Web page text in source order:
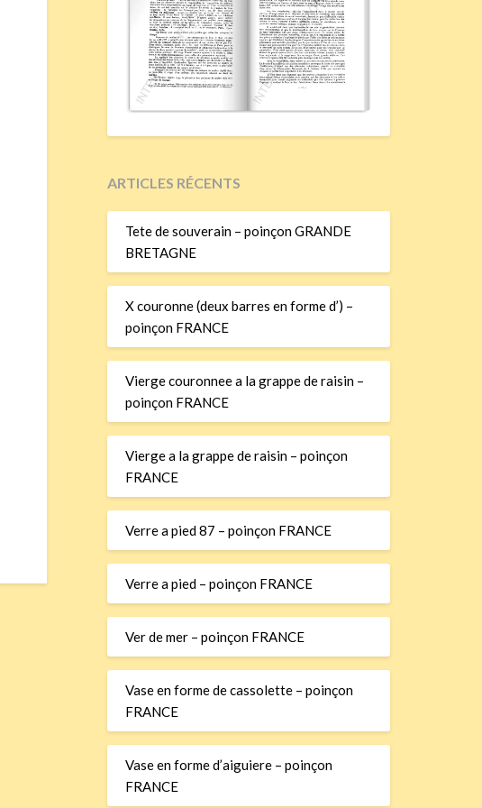
ARTICLES RÉCENTS
Tete de souverain – poinçon GRANDE
BRETAGNE
X couronne (deux barres en forme d’) –
poinçon FRANCE
Vierge couronnee a la grappe de raisin –
poinçon FRANCE
Vierge a la grappe de raisin – poinçon
FRANCE
Verre a pied 87 – poinçon FRANCE
Verre a pied – poinçon FRANCE
Ver de mer – poinçon FRANCE
Vase en forme de cassolette – poinçon
FRANCE
Vase en forme d’aiguiere – poinçon
FRANCE